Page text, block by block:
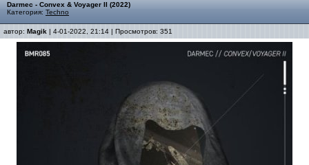
Darmec - Convex & Voyager II (2022)
Категория: Techno
автор: Magik | 4-01-2022, 21:14 | Просмотров: 351